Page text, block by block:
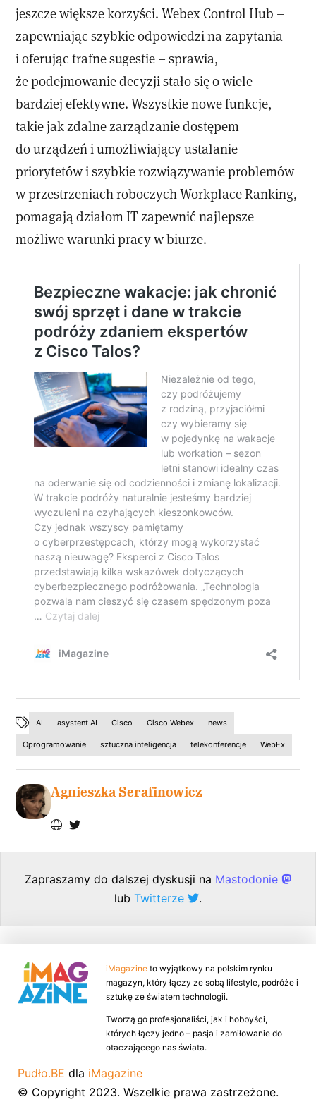
jeszcze większe korzyści. Webex Control Hub –
zapewniając szybkie odpowiedzi na zapytania
i oferując trafne sugestie – sprawia,
że podejmowanie decyzji stało się o wiele
bardziej efektywne. Wszystkie nowe funkcje,
takie jak zdalne zarządzanie dostępem
do urządzeń i umożliwiający ustalanie
priorytetów i szybkie rozwiązywanie problemów
w przestrzeniach roboczych Workplace Ranking,
pomagają działom IT zapewnić najlepsze
możliwe warunki pracy w biurze.
AI asystent AI Cisco Cisco Webex news
Oprogramowanie sztuczna inteligencja telekonferencje WebEx
Agnieszka Serafinowicz
Zapraszamy do dalszej dyskusji na Mastodonie
lub Twitterze .
iMagazine to wyjątkowy na polskim rynku
magazyn, który łączy ze sobą lifestyle, podróże i
sztukę ze światem technologii.
Tworzą go profesjonaliści, jak i hobbyści,
których łączy jedno – pasja i zamiłowanie do
otaczającego nas świata.
Pudło.BE dla iMagazine
© Copyright 2023. Wszelkie prawa zastrzeżone.